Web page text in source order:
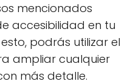
mencionados
accesibilidad en tu
podrás utilizar el
ampliar cualquier
más detalle.